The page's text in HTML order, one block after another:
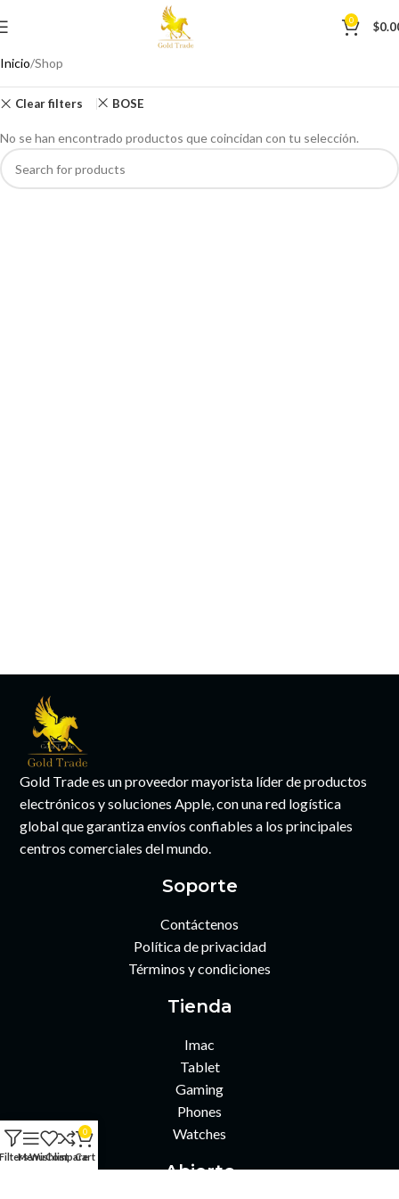
0 $
Inicio Shop
Clear filters BOSE
No se han encontrado productos que coincidan con tu selección.
Gold Trade es un proveedor mayorista líder de productos
electrónicos y soluciones Apple, con una red logística
global que garantiza envíos confiables a los principales
centros comerciales del mundo.
Soporte
Contáctenos
Política de privacidad
Términos y condiciones
Tienda
Imac
Tablet
Gaming
Phones
Watches
Abierto
MenuWishlist
Compare
0
Cart